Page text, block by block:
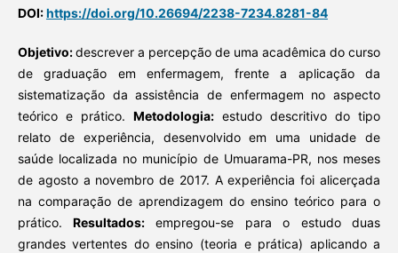
DOI:https://doi.org/10.26694/2238-7234.8281-84
Objetivo:descrever a percepção de uma acadêmica do curso
de graduação em enfermagem, frente a aplicação da
sistematização da assistência de enfermagem no aspecto
teórico e prático. Metodologia: estudo descritivo do tipo
relato de experiência, desenvolvido em uma unidade de
saúde localizada no município de Umuarama-PR, nos meses
de agosto a novembro de 2017. A experiência foi alicerçada
na comparação de aprendizagem do ensino teórico para o
prático.Resultados: empregou-se para o estudo duas
grandes vertentes do ensino (teoria e prática) aplicando a